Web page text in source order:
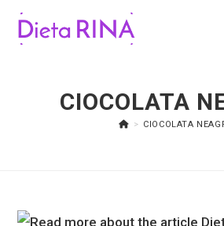
CIOCOLATA
> CIOCOLATA